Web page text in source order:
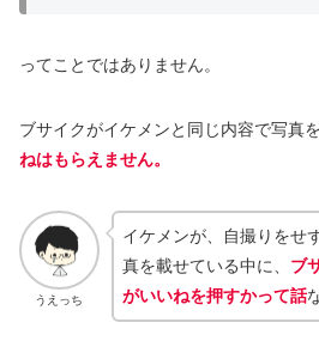
ってことではありません。
ブサイクがイケメンと同じ内容で写真
ねはもらえません。
うえっち
イケメンが、自撮りをせ
真を載せている中に、 ブ
がいいねを押すかって話